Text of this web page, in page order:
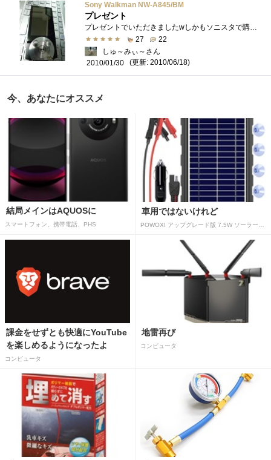
Sony Walkman NW-A845/BM
プレゼント
プレゼントでいただきましたwしかもソニスタで購入してるしwwwワイド保証も付けてくれているので壊れても安心!!しかし軽いですなぁ～60gちょい�...
27
22
しゅ～みぃ～さん
2010/01/30
(更新: 2010/06/18)
今、あなたにオススメ
結局メインはAQUOSに
スマートフォン、携帯電話、PHS
車用ではないけれど
課金をせずとも快適にYouTube
を楽しめるようになったよ
コンピュータ
地雷再び
コンピュータ